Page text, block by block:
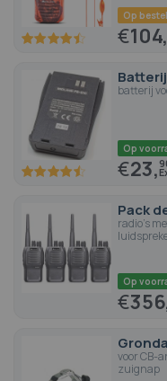
89.4100
Op
€104,
batterij
90 100
Op
€23,
Pack
radio's
Op
€
voor CB-
zuignap